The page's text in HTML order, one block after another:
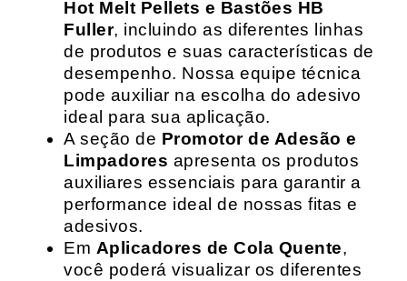
Hot Melt Pellets e Bastões HB
Fuller, incluindo as diferentes linhas
de produtos e suas características de
desempenho. Nossa equipe técnica
pode auxiliar na escolha do adesivo
ideal para sua aplicação.
A seção de Promotor de Adesão e
Limpadores apresenta os produtos
auxiliares essenciais para garantir a
performance ideal de nossas fitas e
adesivos.
Em Aplicadores de Cola Quente,
você poderá visualizar os diferentes